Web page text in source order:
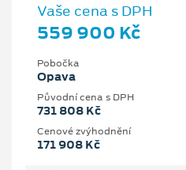
Vaše cena s DPH
559 900 Kč
Pobočka
Opava
Původní cena s DPH
731 808 Kč
Cenové zvýhodnění
171 908 Kč